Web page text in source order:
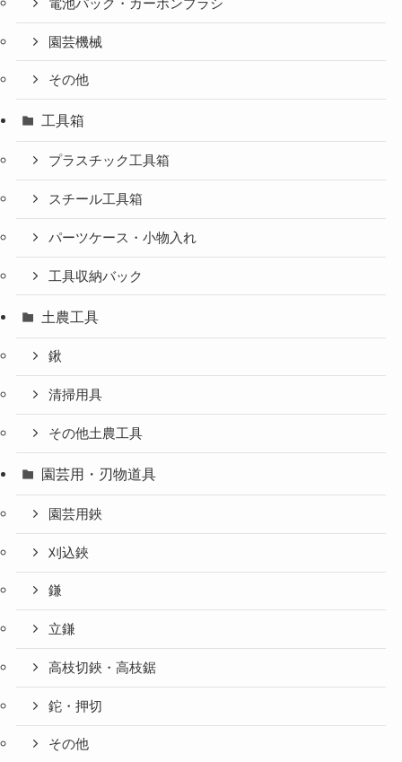
電池パック・カーボンブラシ
園芸機械
その他
工具箱
プラスチック工具箱
スチール工具箱
パーツケース・小物入れ
工具収納バック
土農工具
鍬
清掃用具
その他土農工具
園芸用・刃物道具
園芸用鋏
刈込鋏
鎌
立鎌
高枝切鋏・高枝鋸
鉈・押切
その他